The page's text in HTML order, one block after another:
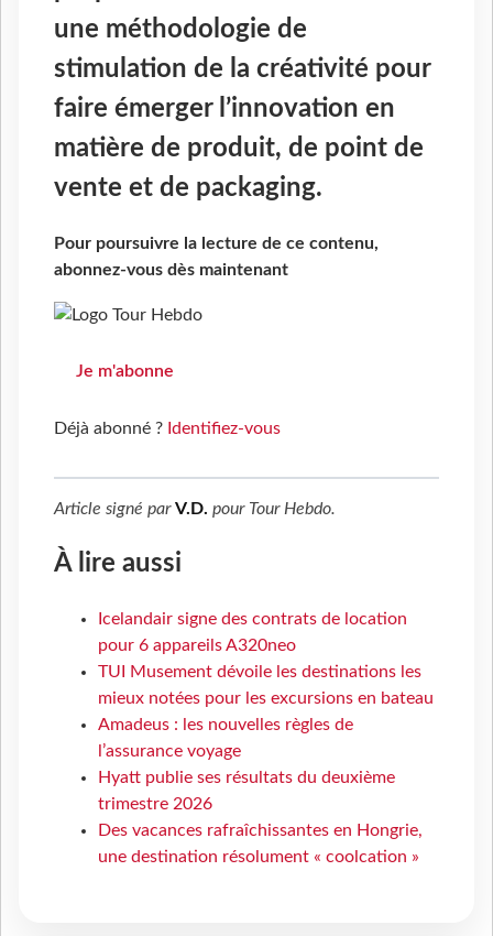
une méthodologie de
stimulation de la créativité pour
faire émerger l’innovation en
matière de produit, de point de
vente et de packaging.
Pour poursuivre la lecture de ce contenu,
abonnez-vous dès maintenant
Je m'abonne
Déjà abonné ? Identifiez-vous
Article signé parV.D. pour Tour Hebdo.
À lire aussi
Icelandair signe des contrats de location
pour 6 appareils A320neo
TUI Musement dévoile les destinations les
mieux notées pour les excursions en bateau
Amadeus : les nouvelles règles de
l’assurance voyage
Hyatt publie ses résultats du deuxième
trimestre 2026
Des vacances rafraîchissantes en Hongrie,
une destination résolument « coolcation »